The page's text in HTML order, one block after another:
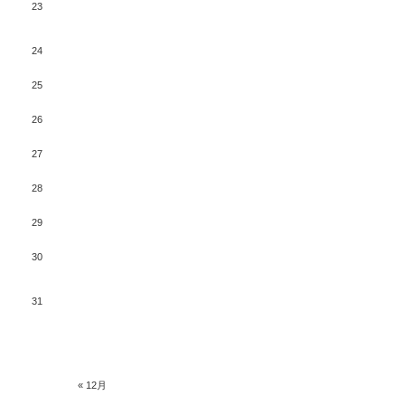
« 12月
23
24
25
26
27
28
29
30
31